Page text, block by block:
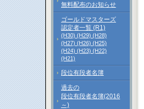
無料配布のお知らせ
ゴールドマスターズ
認定者一覧 (R1)
(H30) (H29) (H28)
(H27) (H26) (H25)
(H24) (H23) (H22)
(H21)
段位有段者名簿
過去の
段位有段者名簿(2016
～)